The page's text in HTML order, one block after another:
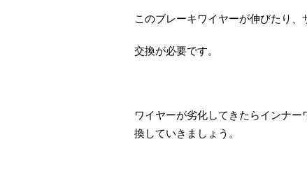
このブレーキワイヤーが伸びたり
交換が必要です。
ワイヤーが劣化してきたらインナ
換していきましょう。